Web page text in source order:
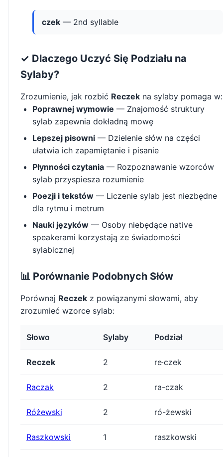
czek — 2nd syllable
✓ Dlaczego Uczyć Się Podziału na
Sylaby?
Zrozumienie, jak rozbić Reczek na sylaby pomaga w:
Poprawnej wymowie — Znajomość struktury
sylab zapewnia dokładną mowę
Lepszej pisowni — Dzielenie słów na części
ułatwia ich zapamiętanie i pisanie
Płynności czytania — Rozpoznawanie wzorców
sylab przyspiesza rozumienie
Poezji i tekstów — Liczenie sylab jest niezbędne
dla rytmu i metrum
Nauki języków — Osoby niebędące native
speakerami korzystają ze świadomości
sylabicznej
📊 Porównanie Podobnych Słów
Porównaj Reczek z powiązanymi słowami, aby
zrozumieć wzorce sylab:
Słowo Sylaby Podział
Reczek 2 re·czek
Raczak 2 ra-czak
Różewski 2 ró-żewski
Raszkowski 1 raszkowski